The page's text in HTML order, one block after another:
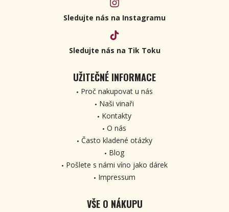
Sledujte nás na Instagramu
Sledujte nás na Tik Toku
UŽITEČNÉ INFORMACE
Proč nakupovat u nás
Naši vinaři
Kontakty
O nás
Často kladené otázky
Blog
Pošlete s námi víno jako dárek
Impressum
VŠE O NÁKUPU